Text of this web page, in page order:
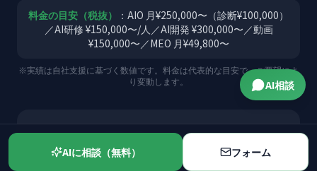
料金の目安（税抜）
：AIO 月¥250,000〜（診断¥100,000）
／AI研修 ¥150,000〜/人／AI開発 ¥300,000〜／動画
¥150,000〜／MEO 月¥49,800〜
※実績は自社支援に基づく数値です。料金は代表的な目安で、ご要望によ
り変動します。
お問い合わせフォーム
AIに相談（無料） フォーム
AI相談